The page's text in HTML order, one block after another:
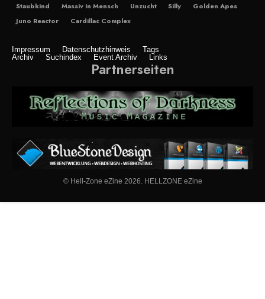
Staubkind
Massiv in Mensch Unzucht Silly
Golden Apes
Juno Reactor
Cardillac Complex
Impressum Datenschutzhinweis
Tags
Archiv
Suchindex Event Archiv Links
Partnerseiten
© Hell-Zone eZine 2026. HELLZONE eZine